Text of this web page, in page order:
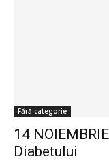
Fără categorie
14
Diabetului